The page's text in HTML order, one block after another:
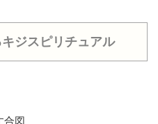
ジスピリチュアル
合図